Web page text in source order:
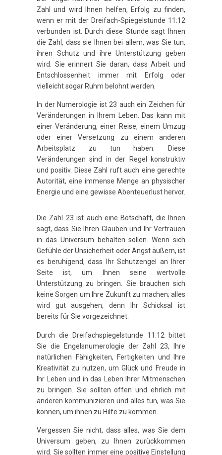
Zahl und wird Ihnen helfen, Erfolg zu finden,
wenn er mit der Dreifach-Spiegelstunde 11:12
verbunden ist. Durch diese Stunde sagt Ihnen
die Zahl, dass sie Ihnen bei allem, was Sie tun,
ihren Schutz und ihre Unterstützung geben
wird. Sie erinnert Sie daran, dass Arbeit und
Entschlossenheit immer mit Erfolg oder
vielleicht sogar Ruhm belohnt werden.
In der Numerologie ist 23 auch ein Zeichen für
Veränderungen in Ihrem Leben. Das kann mit
einer Veränderung, einer Reise, einem Umzug
oder einer Versetzung zu einem anderen
Arbeitsplatz zu tun haben. Diese
Veränderungen sind in der Regel konstruktiv
und positiv. Diese Zahl ruft auch eine gerechte
Autorität, eine immense Menge an physischer
Energie und eine gewisse Abenteuerlust hervor.
Die Zahl 23 ist auch eine Botschaft, die Ihnen
sagt, dass Sie Ihren Glauben und Ihr Vertrauen
in das Universum behalten sollen. Wenn sich
Gefühle der Unsicherheit oder Angst äußern, ist
es beruhigend, dass Ihr Schutzengel an Ihrer
Seite ist, um Ihnen seine wertvolle
Unterstützung zu bringen. Sie brauchen sich
keine Sorgen um Ihre Zukunft zu machen; alles
wird gut ausgehen, denn Ihr Schicksal ist
bereits für Sie vorgezeichnet.
Durch die Dreifachspiegelstunde 11:12 bittet
Sie die Engelsnumerologie der Zahl 23, Ihre
natürlichen Fähigkeiten, Fertigkeiten und Ihre
Kreativität zu nutzen, um Glück und Freude in
Ihr Leben und in das Leben Ihrer Mitmenschen
zu bringen. Sie sollten offen und ehrlich mit
anderen kommunizieren und alles tun, was Sie
können, um ihnen zu Hilfe zu kommen.
Vergessen Sie nicht, dass alles, was Sie dem
Universum geben, zu Ihnen zurückkommen
wird. Sie sollten immer eine positive Einstellung